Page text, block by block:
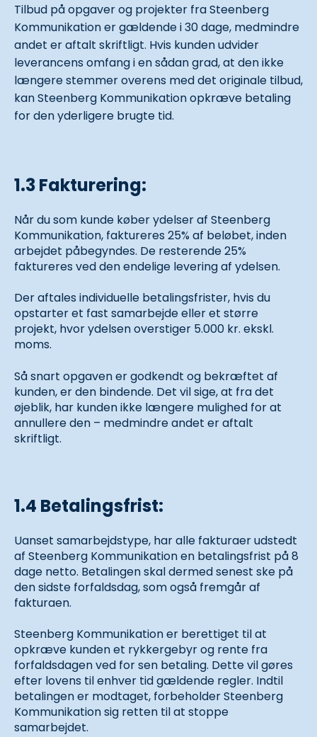
Tilbud på opgaver og projekter fra Steenberg
Kommunikation er gældende i 30 dage, medmindre
andet er aftalt skriftligt. Hvis kunden udvider
leverancens omfang i en sådan grad, at den ikke
længere stemmer overens med det originale tilbud,
kan Steenberg Kommunikation opkræve betaling
for den yderligere brugte tid.
1.3 Fakturering:
Når du som kunde køber ydelser af Steenberg
Kommunikation, faktureres 25% af beløbet, inden
arbejdet påbegyndes. De resterende 25%
faktureres ved den endelige levering af ydelsen.
Der aftales individuelle betalingsfrister, hvis du
opstarter et fast samarbejde eller et større
projekt, hvor ydelsen overstiger 5.000 kr. ekskl.
moms.
Så snart opgaven er godkendt og bekræftet af
kunden, er den bindende. Det vil sige, at fra det
øjeblik, har kunden ikke længere mulighed for at
annullere den – medmindre andet er aftalt
skriftligt.
1.4 Betalingsfrist:
Uanset samarbejdstype, har alle fakturaer udstedt
af Steenberg Kommunikation en betalingsfrist på 8
dage netto. Betalingen skal dermed senest ske på
den sidste forfaldsdag, som også fremgår af
fakturaen.
Steenberg Kommunikation er berettiget til at
opkræve kunden et rykkergebyr og rente fra
forfaldsdagen ved for sen betaling. Dette vil gøres
efter lovens til enhver tid gældende regler. Indtil
betalingen er modtaget, forbeholder Steenberg
Kommunikation sig retten til at stoppe
samarbejdet.